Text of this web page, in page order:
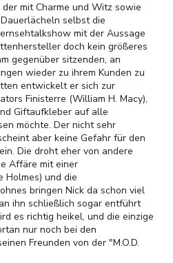
mit Charme und Witz sowie
selbst die
mit der Aussage
doch kein größeres
gegenüber sitzenden, an
wieder zu ihrem Kunden zu
entwickelt er sich zur
Finisterre (William H. Macy),
Giftaufkleber auf alle
möchte. Der nicht sehr
aber keine Gefahr für den
Die droht eher von andere
Affäre mit einer
Holmes) und die
bringen Nick da schon viel
ihn schließlich sogar entführt
es richtig heikel, und die einzige
nur noch bei den
Freunden von der "M.O.D.